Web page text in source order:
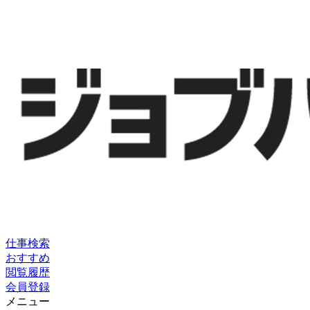
仕事検索
おすすめ
閲覧履歴
会員登録
メニュー